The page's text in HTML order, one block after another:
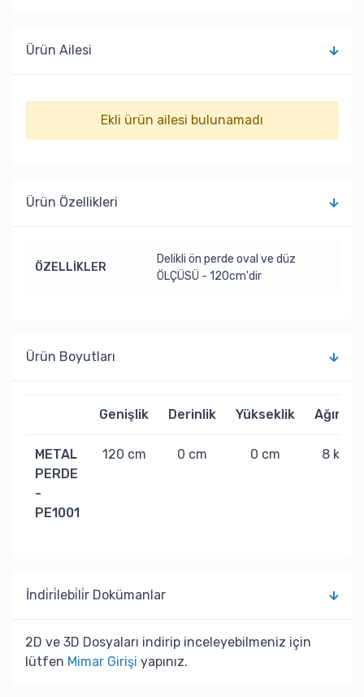
Ürün Ailesi
Ekli ürün ailesi bulunamadı
Ürün Özellikleri
ÖZELLİKLER
Delikli ön perde oval ve düz
ÖLÇÜSÜ - 120cm'dir
Ürün Boyutları
Genişlik Derinlik Yükseklik Ağırlık
METAL
PERDE
-
PE1001
120 cm 0 cm 0 cm 8 kg
İndi̇ri̇lebi̇li̇r Dokümanlar
2D ve 3D Dosyaları indirip inceleyebilmeniz için
lütfen Mimar Girişi yapınız.